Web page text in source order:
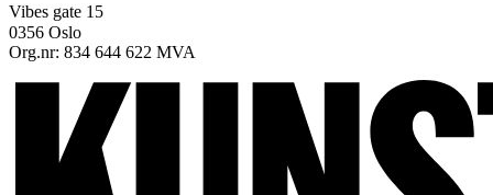
Vibes gate 15
0356 Oslo
Org.nr: 834 644 622 MVA